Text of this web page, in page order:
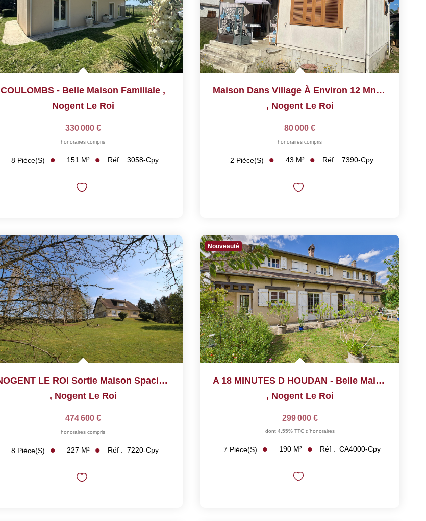
COULOMBS - Belle Maison Familiale ,
Nogent Le Roi
330 000 €
honoraires compris
8 Pièce(s) 151 M² Réf : 3058-Cpy
Maison Dans Village À Environ 12 Mn De Nogent Le Roi
, Nogent Le Roi
80 000 €
honoraires compris
2 Pièce(s) 43 M² Réf : 7390-Cpy
NOGENT LE ROI Sortie Maison Spacieuse Avec Vue Imprenable...
, Nogent Le Roi
474 600 €
honoraires compris
8 Pièce(s) 227 M² Réf : 7220-Cpy
Nouveauté
A 18 MINUTES D HOUDAN - Belle Maison Ancienne
, Nogent Le Roi
299 000 €
dont 4,55% TTC d'honoraires
7 Pièce(s) 190 M² Réf : CA4000-Cpy